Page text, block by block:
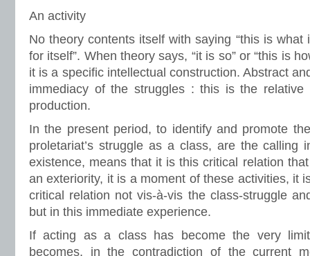
An activity
No theory contents itself with saying “this is what
for itself”. When theory says, “it is so” or “this is
it is a specific intellectual construction. Abstract
immediacy of the struggles : this is the relative
production.
In the present period, to identify and promote
proletariat’s struggle as a class, are the calling
existence, means that it is this critical relation
an exteriority, it is a moment of these activities, it
critical relation not vis-à-vis the class-struggle
but in this immediate experience.
If acting as a class has become the very
becomes, in the contradiction of the current